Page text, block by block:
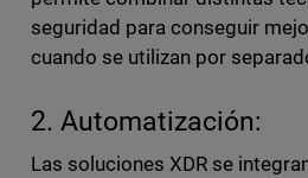
seguridad para conseguir
cuando se utilizan por
2. Automatización:
Las soluciones XDR se